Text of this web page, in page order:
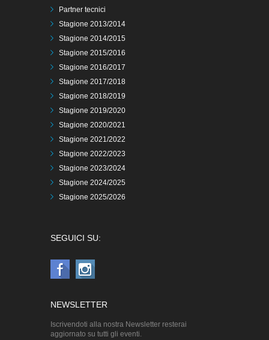
Partner tecnici
Stagione 2013/2014
Stagione 2014/2015
Stagione 2015/2016
Stagione 2016/2017
Stagione 2017/2018
Stagione 2018/2019
Stagione 2019/2020
Stagione 2020/2021
Stagione 2021/2022
Stagione 2022/2023
Stagione 2023/2024
Stagione 2024/2025
Stagione 2025/2026
SEGUICI SU:
NEWSLETTER
Iscrivendoti alla nostra Newsletter resterai
aggiornato su tutti gli eventi.